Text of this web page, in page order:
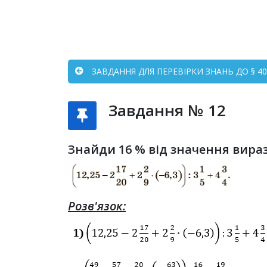
ЗАВДАННЯ ДЛЯ ПЕРЕВІРКИ ЗНАНЬ ДО §
Завдання № 12
Знайди 16 % від значення
Розв'язок: